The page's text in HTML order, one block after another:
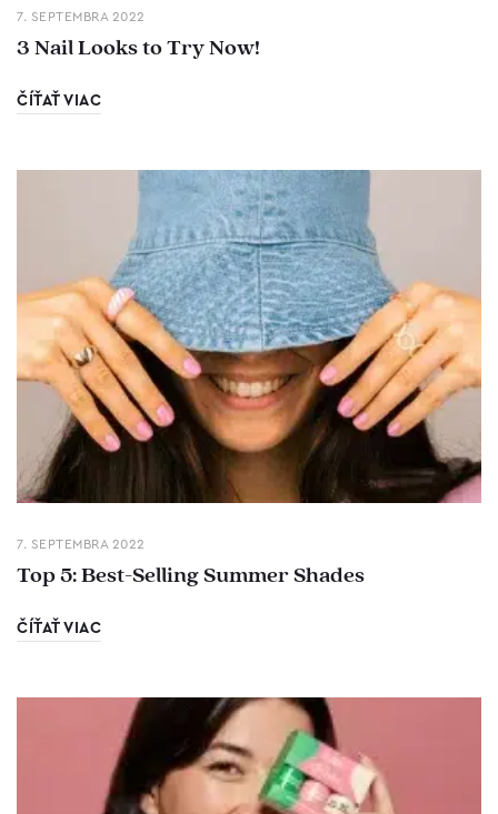
7. SEPTEMBRA 2022
3 Nail Looks to Try Now!
ČÍŤAŤ VIAC
7. SEPTEMBRA 2022
Top 5: Best-Selling Summer Shades
ČÍŤAŤ VIAC